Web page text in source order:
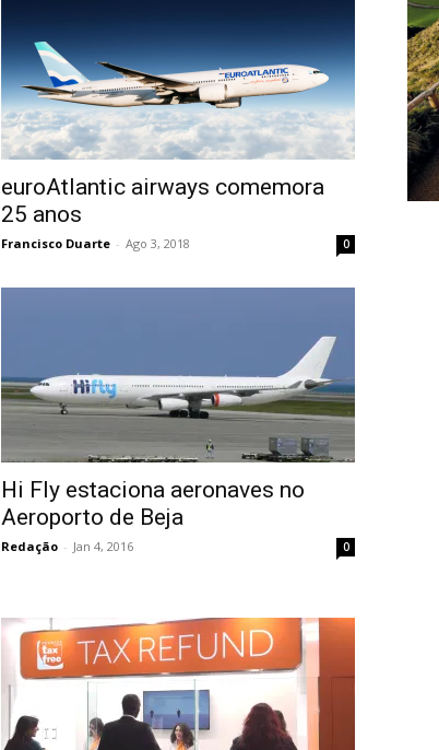
euroAtlantic airways comemora
25 anos
Francisco Duarte - Ago 3, 2018 0
Hi Fly estaciona aeronaves no
Aeroporto de Beja
Redação - Jan 4, 2016 0